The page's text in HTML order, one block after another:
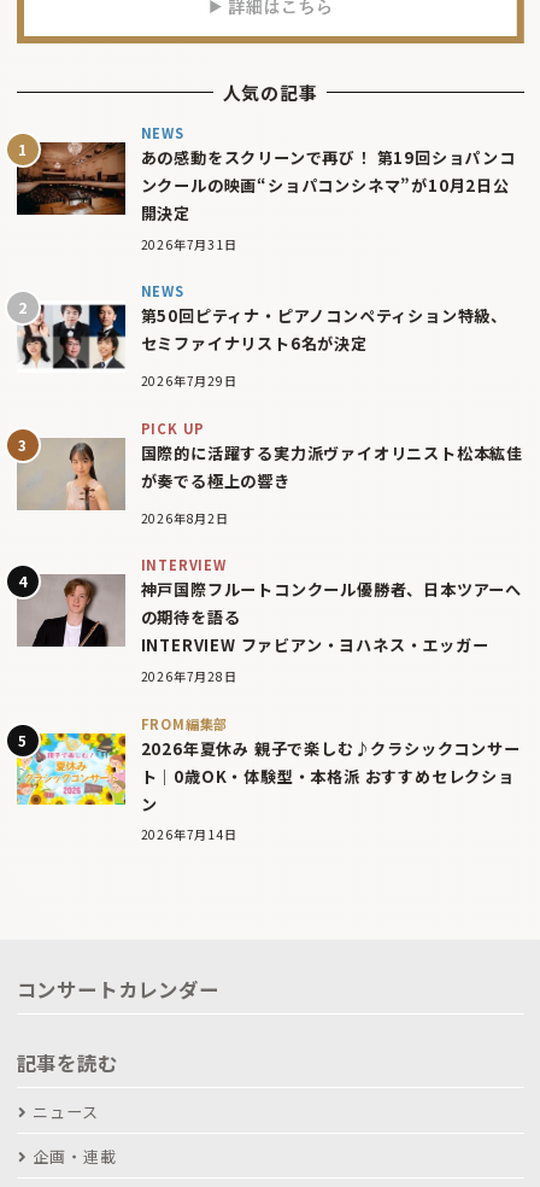
人気の記事
NEWS
あの感動をスクリーンで再び！ 第19回ショパンコ
ンクールの映画“ショパコンシネマ”が10月2日公
開決定
2026年7月31日
NEWS
第50回ピティナ・ピアノコンペティション特級、
セミファイナリスト6名が決定
2026年7月29日
PICK UP
国際的に活躍する実力派ヴァイオリニスト松本紘佳
が奏でる極上の響き
2026年8月2日
INTERVIEW
神戸国際フルートコンクール優勝者、日本ツアーへ
の期待を語る
INTERVIEW ファビアン・ヨハネス・エッガー
2026年7月28日
FROM編集部
2026年夏休み 親子で楽しむ♪クラシックコンサー
ト｜0歳OK・体験型・本格派 おすすめセレクショ
ン
2026年7月14日
コンサートカレンダー
記事を読む
ニュース
企画・連載